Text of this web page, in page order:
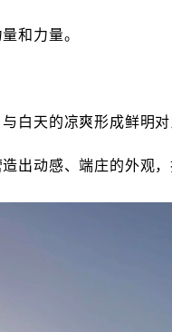
和力量。
白天的凉爽形成鲜明对
出动感、端庄的外观，